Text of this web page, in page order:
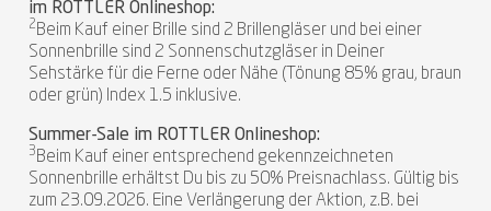
im ROTTLER Onlineshop:
2 Beim Kauf einer Brille sind 2 Brillengläser und bei einer
Sonnenbrille sind 2 Sonnenschutzgläser in Deiner
Sehstärke für die Ferne oder Nähe (Tönung 85% grau, braun
oder grün) Index 1.5 inklusive.
Summer-Sale im ROTTLER Onlineshop:
3 Beim Kauf einer entsprechend gekennzeichneten
Sonnenbrille erhältst Du bis zu 50% Preisnachlass. Gültig bis
zum 23.09.2026. Eine Verlängerung der Aktion, z.B. bei